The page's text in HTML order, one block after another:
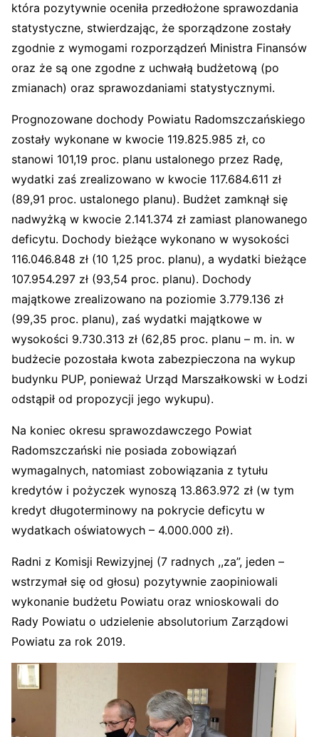
która pozytywnie oceniła przedłożone sprawozdania
statystyczne, stwierdzając, że sporządzone zostały
zgodnie z wymogami rozporządzeń Ministra Finansów
oraz że są one zgodne z uchwałą budżetową (po
zmianach) oraz sprawozdaniami statystycznymi.
Prognozowane dochody Powiatu Radomszczańskiego
zostały wykonane w kwocie 119.825.985 zł, co
stanowi 101,19 proc. planu ustalonego przez Radę,
wydatki zaś zrealizowano w kwocie 117.684.611 zł
(89,91 proc. ustalonego planu). Budżet zamknął się
nadwyżką w kwocie 2.141.374 zł zamiast planowanego
deficytu. Dochody bieżące wykonano w wysokości
116.046.848 zł (10 1,25 proc. planu), a wydatki bieżące
107.954.297 zł (93,54 proc. planu). Dochody
majątkowe zrealizowano na poziomie 3.779.136 zł
(99,35 proc. planu), zaś wydatki majątkowe w
wysokości 9.730.313 zł (62,85 proc. planu – m. in. w
budżecie pozostała kwota zabezpieczona na wykup
budynku PUP, ponieważ Urząd Marszałkowski w Łodzi
odstąpił od propozycji jego wykupu).
Na koniec okresu sprawozdawczego Powiat
Radomszczański nie posiada zobowiązań
wymagalnych, natomiast zobowiązania z tytułu
kredytów i pożyczek wynoszą 13.863.972 zł (w tym
kredyt długoterminowy na pokrycie deficytu w
wydatkach oświatowych – 4.000.000 zł).
Radni z Komisji Rewizyjnej (7 radnych ,,za”, jeden –
wstrzymał się od głosu) pozytywnie zaopiniowali
wykonanie budżetu Powiatu oraz wnioskowali do
Rady Powiatu o udzielenie absolutorium Zarządowi
Powiatu za rok 2019.